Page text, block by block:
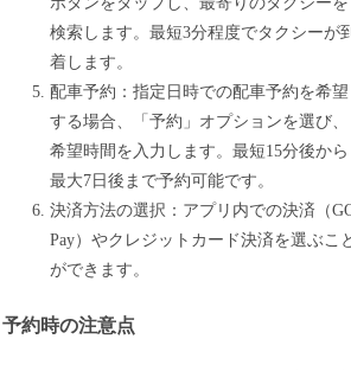
検索します。最短3分程度でタクシーが
着します。
配車予約：指定日時での配車予約を希望
する場合、「予約」オプションを選び、
希望時間を入力します。最短15分後から
最大7日後まで予約可能です。
決済方法の選択：アプリ内での決済（
Pay）やクレジットカード決済を選ぶこ
ができます。
予約時の注意点